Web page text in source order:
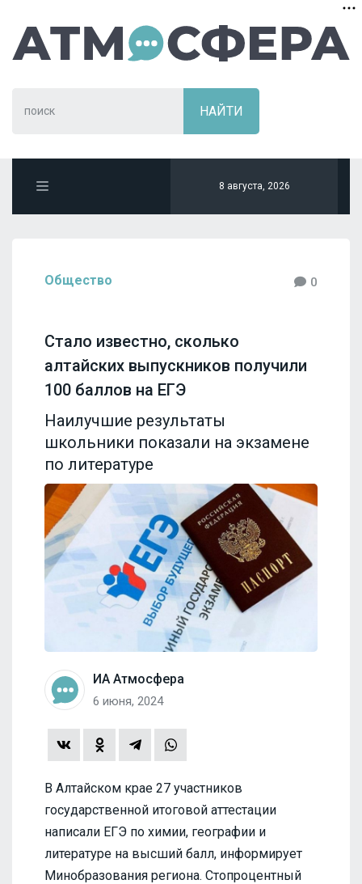
8 августа, 2026
Общество 0
Стало известно, сколько
алтайских выпускников получили
100 баллов на ЕГЭ
Наилучшие результаты
школьники показали на экзамене
по литературе
ИА Атмосфера
6 июня, 2024
В Алтайском крае 27 участников
государственной итоговой аттестации
написали ЕГЭ по химии, географии и
литературе на высший балл, информирует
Минобразования региона. Стопроцентный